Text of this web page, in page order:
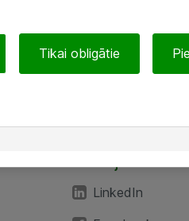
LinkedIn
Tikai obligātie